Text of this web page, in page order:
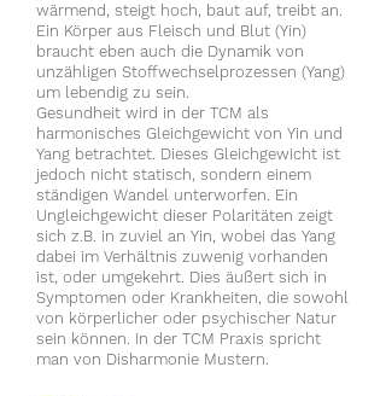
wärmend, steigt hoch, baut auf, treibt an.
Ein Körper aus Fleisch und Blut (Yin)
braucht eben auch die Dynamik von
unzähligen Stoffwechselprozessen (Yang)
um lebendig zu sein.
Gesundheit wird in der TCM als
harmonisches Gleichgewicht von Yin und
Yang betrachtet. Dieses Gleichgewicht ist
jedoch nicht statisch, sondern einem
ständigen Wandel unterworfen. Ein
Ungleichgewicht dieser Polaritäten zeigt
sich z.B. in zuviel an Yin, wobei das Yang
dabei im Verhältnis zuwenig vorhanden
ist, oder umgekehrt. Dies äußert sich in
Symptomen oder Krankheiten, die sowohl
von körperlicher oder psychischer Natur
sein können. In der TCM Praxis spricht
man von Disharmonie Mustern.